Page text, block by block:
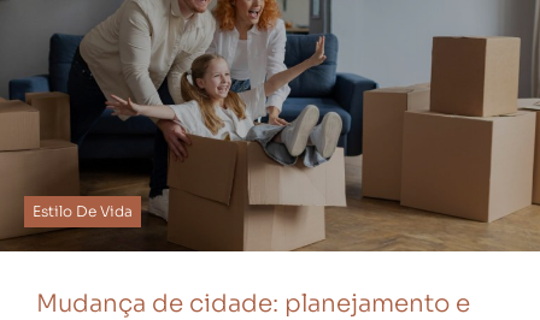
Estilo De Vida
Mudança de cidade: planejamento e